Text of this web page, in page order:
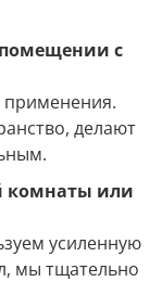
с
применения.
делают
комнаты или
усиленную
мы тщательно